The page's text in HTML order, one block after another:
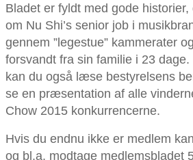
Bladet er fyldt med gode
om Nu Shi’s senior job i
gennem ”legestue” kammerater
forsvandt fra sin familie i 23
kan du også læse bestyrelsens
se en præsentation af alle
Chow 2015 konkurrencerne.
Hvis du endnu ikke er medlem
og bl.a. modtage medlemsbladet